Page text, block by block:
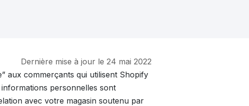
Dernière mise à jour le 24 mai 2022
aux commerçants qui utilisent Shopify
personnelles sont
avec votre magasin soutenu par